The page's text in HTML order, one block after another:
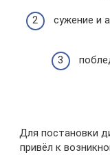
сужение и
Для постановки
привёл к